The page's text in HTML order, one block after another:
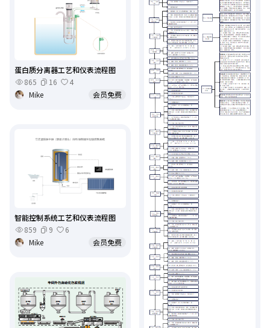
蛋白质分离器工艺和仪表流程图
865
16
4
Mike
会员免费
智能控制系统工艺和仪表流程图
859
9
6
Mike
会员免费